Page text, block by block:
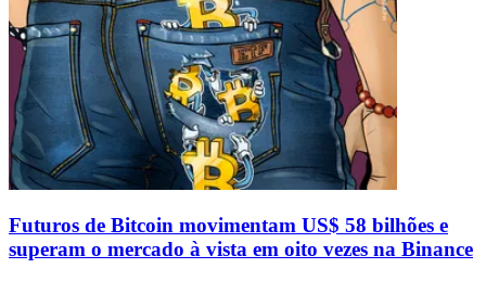
Futuros de Bitcoin movimentam US$ 58 bilhões e
superam o mercado à vista em oito vezes na Binance